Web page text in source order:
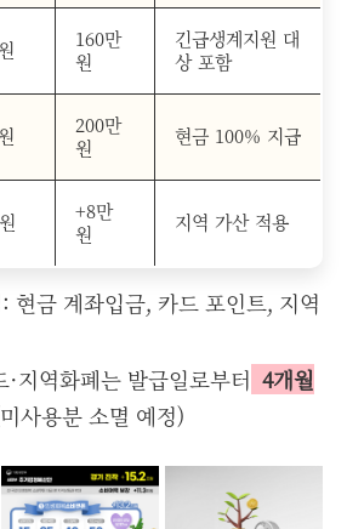
160만
원
긴급생계지원 대
상 포함
200만
원
현금 100% 지급
+8만
원
지역 가산 적용
현금 계좌입금, 카드 포인트, 지역
지역화폐는 발급일로부터 4개월
사용분 소멸 예정)